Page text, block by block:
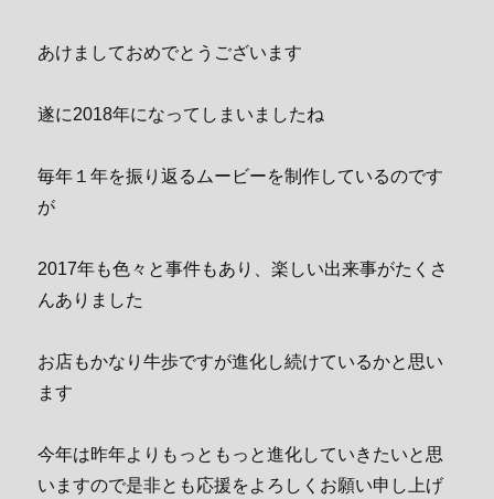
あけましておめでとうございます
遂に2018年になってしまいましたね
毎年１年を振り返るムービーを制作しているのです
が
2017年も色々と事件もあり、楽しい出来事がたくさ
んありました
お店もかなり牛歩ですが進化し続けているかと思い
ます
今年は昨年よりもっともっと進化していきたいと思
いますので是非とも応援をよろしくお願い申し上げ